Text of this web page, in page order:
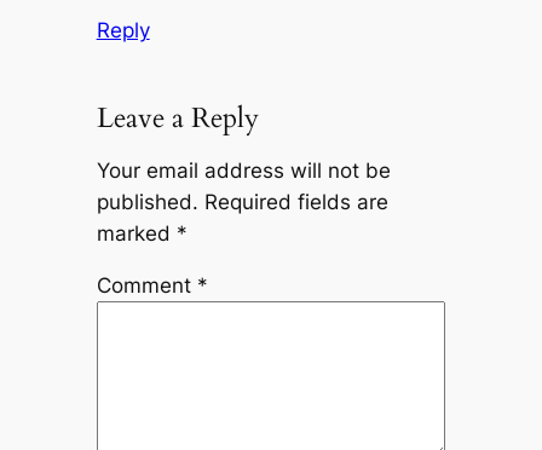
Reply
Leave a Reply
Your email address will not be
published. Required fields are
marked *
Comment *